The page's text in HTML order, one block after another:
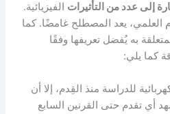
إلى عدد من التأثيرات الفيزيائية.
العلمي، يعد المصطلح غامضًا. كما
به يُفضل تعريفها وفقًا
كما يلي:
للدراسة منذ القِدم، إلا أن
أي تقدم حتى القرنين السابع